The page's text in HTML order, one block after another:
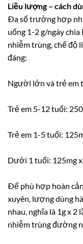
Liều lượng – cách
Ða số trường hợp
uống 1-2 g/ngày
nhiễm trùng, chế độ
đáng:
Người lớn và trẻ em
Trẻ em 5-12 tuổi:
Trẻ em 1-5 tuổi:
Dưới 1 tuổi: 125mg x
Ðể phù hợp hoàn
xuyên, lượng dùng
nhau, nghĩa là 1g x
nhiễm trùng đường